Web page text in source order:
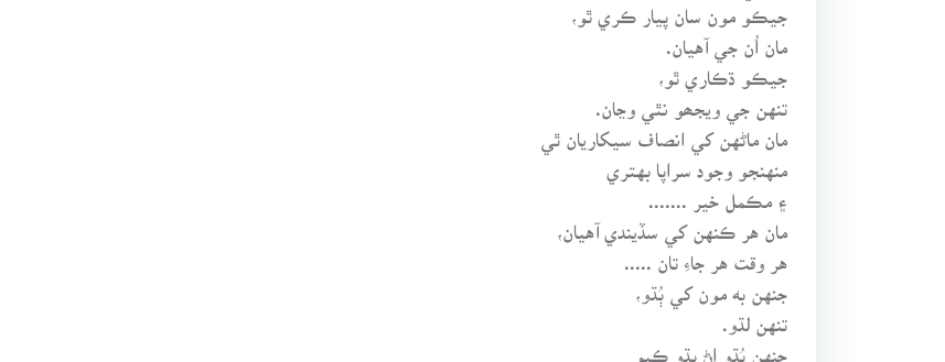
جيڪو مون سان پيار ڪري ٿو،
مان اُن جي آهيان.
جيڪو ڌڪاري ٿو،
تنهن جي ويجھو نٿي وڃان.
مان ماڻهن کي انصاف سيکاريان ٿي
منهنجو وجود سراپا بهتري
۽ مڪمل خير .......
مان هر ڪنهن کي سڏيندي آهيان،
هر وقت هر جاءِ تان .....
جنهن به مون کي ٻُڌو،
تنهن لڌو.
جنهن ٻُڌو اڻ ٻڌو ڪيو